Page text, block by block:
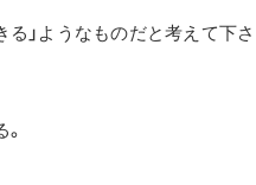
」ようなものだと考えて下さ